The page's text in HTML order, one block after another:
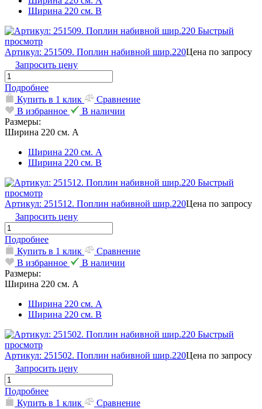
Ширина 220 см. В
Быстрый
просмотр
Артикул: 251509. Поплин набивной шир.220Цена по запросу
Запросить цену
Подробнее
Купить в 1 клик
Сравнение
В избранное
В наличии
Размеры:
Ширина 220 см. А
Ширина 220 см. А
Ширина 220 см. В
Быстрый
просмотр
Артикул: 251512. Поплин набивной шир.220Цена по запросу
Запросить цену
Подробнее
Купить в 1 клик
Сравнение
В избранное
В наличии
Размеры:
Ширина 220 см. А
Ширина 220 см. А
Ширина 220 см. В
Быстрый
просмотр
Артикул: 251502. Поплин набивной шир.220Цена по запросу
Запросить цену
Подробнее
Купить в 1 клик
Сравнение